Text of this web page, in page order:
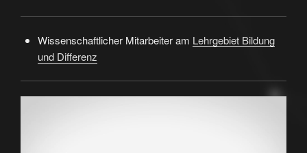
Wissenschaftlicher Mitarbeiter am Lehrgebiet Bildung
und Differenz